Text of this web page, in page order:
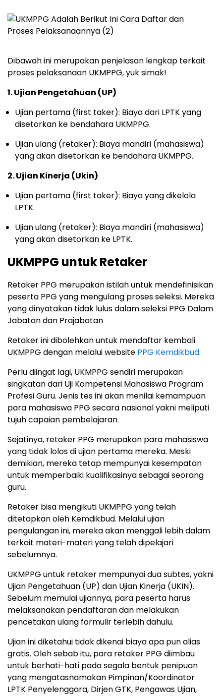
Dibawah ini merupakan penjelasan lengkap terkait
proses pelaksanaan UKMPPG, yuk simak!
1. Ujian Pengetahuan (UP)
Ujian pertama (first taker): Biaya dari LPTK yang
disetorkan ke bendahara UKMPPG.
Ujian ulang (retaker): Biaya mandiri (mahasiswa)
yang akan disetorkan ke bendahara UKMPPG.
2. Ujian Kinerja (Ukin)
Ujian pertama (first taker): Biaya yang dikelola
LPTK.
Ujian ulang (retaker): Biaya mandiri (mahasiswa)
yang akan disetorkan ke LPTK.
UKMPPG untuk Retaker
Retaker PPG merupakan istilah untuk mendefinisikan
peserta PPG yang mengulang proses seleksi. Mereka
yang dinyatakan tidak lulus dalam seleksi PPG Dalam
Jabatan dan Prajabatan
Retaker ini dibolehkan untuk mendaftar kembali
UKMPPG dengan melalui website PPG Kemdikbud.
Perlu diingat lagi, UKMPPG sendiri merupakan
singkatan dari Uji Kompetensi Mahasiswa Program
Profesi Guru. Jenis tes ini akan menilai kemampuan
para mahasiswa PPG secara nasional yakni meliputi
tujuh capaian pembelajaran.
Sejatinya, retaker PPG merupakan para mahasiswa
yang tidak lolos di ujian pertama mereka. Meski
demikian, mereka tetap mempunyai kesempatan
untuk memperbaiki kualifikasinya sebagai seorang
guru.
Retaker bisa mengikuti UKMPPG yang telah
ditetapkan oleh Kemdikbud. Melalui ujian
pengulangan ini, mereka akan menggali lebih dalam
terkait materi-materi yang telah dipelajari
sebelumnya.
UKMPPG untuk retaker mempunyai dua subtes, yakni
Ujian Pengetahuan (UP) dan Ujian Kinerja (UKIN).
Sebelum memulai ujiannya, para peserta harus
melaksanakan pendaftaran dan melakukan
pencetakan ulang formulir terlebih dahulu.
Ujian ini diketahui tidak dikenai biaya apa pun alias
gratis. Oleh sebab itu, para retaker PPG diimbau
untuk berhati-hati pada segala bentuk penipuan
yang mengatasnamakan Pimpinan/Koordinator
LPTK Penyelenggara, Dirjen GTK, Pengawas Ujian,